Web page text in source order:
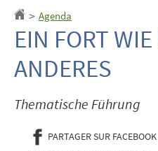
Startseite
> Agenda
EIN FORT
ANDERES
Thematische Führung
PARTAGER SUR FACEBOOK